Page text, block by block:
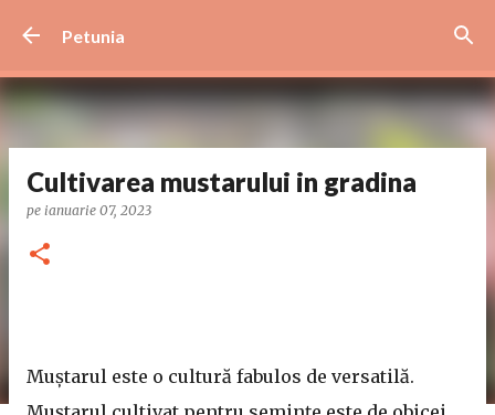
Petunia
Cultivarea mustarului in gradina
pe ianuarie 07, 2023
Muștarul este o cultură fabulos de versatilă.